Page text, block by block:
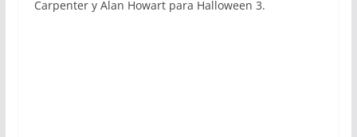
Carpenter y Alan Howart para Halloween 3.